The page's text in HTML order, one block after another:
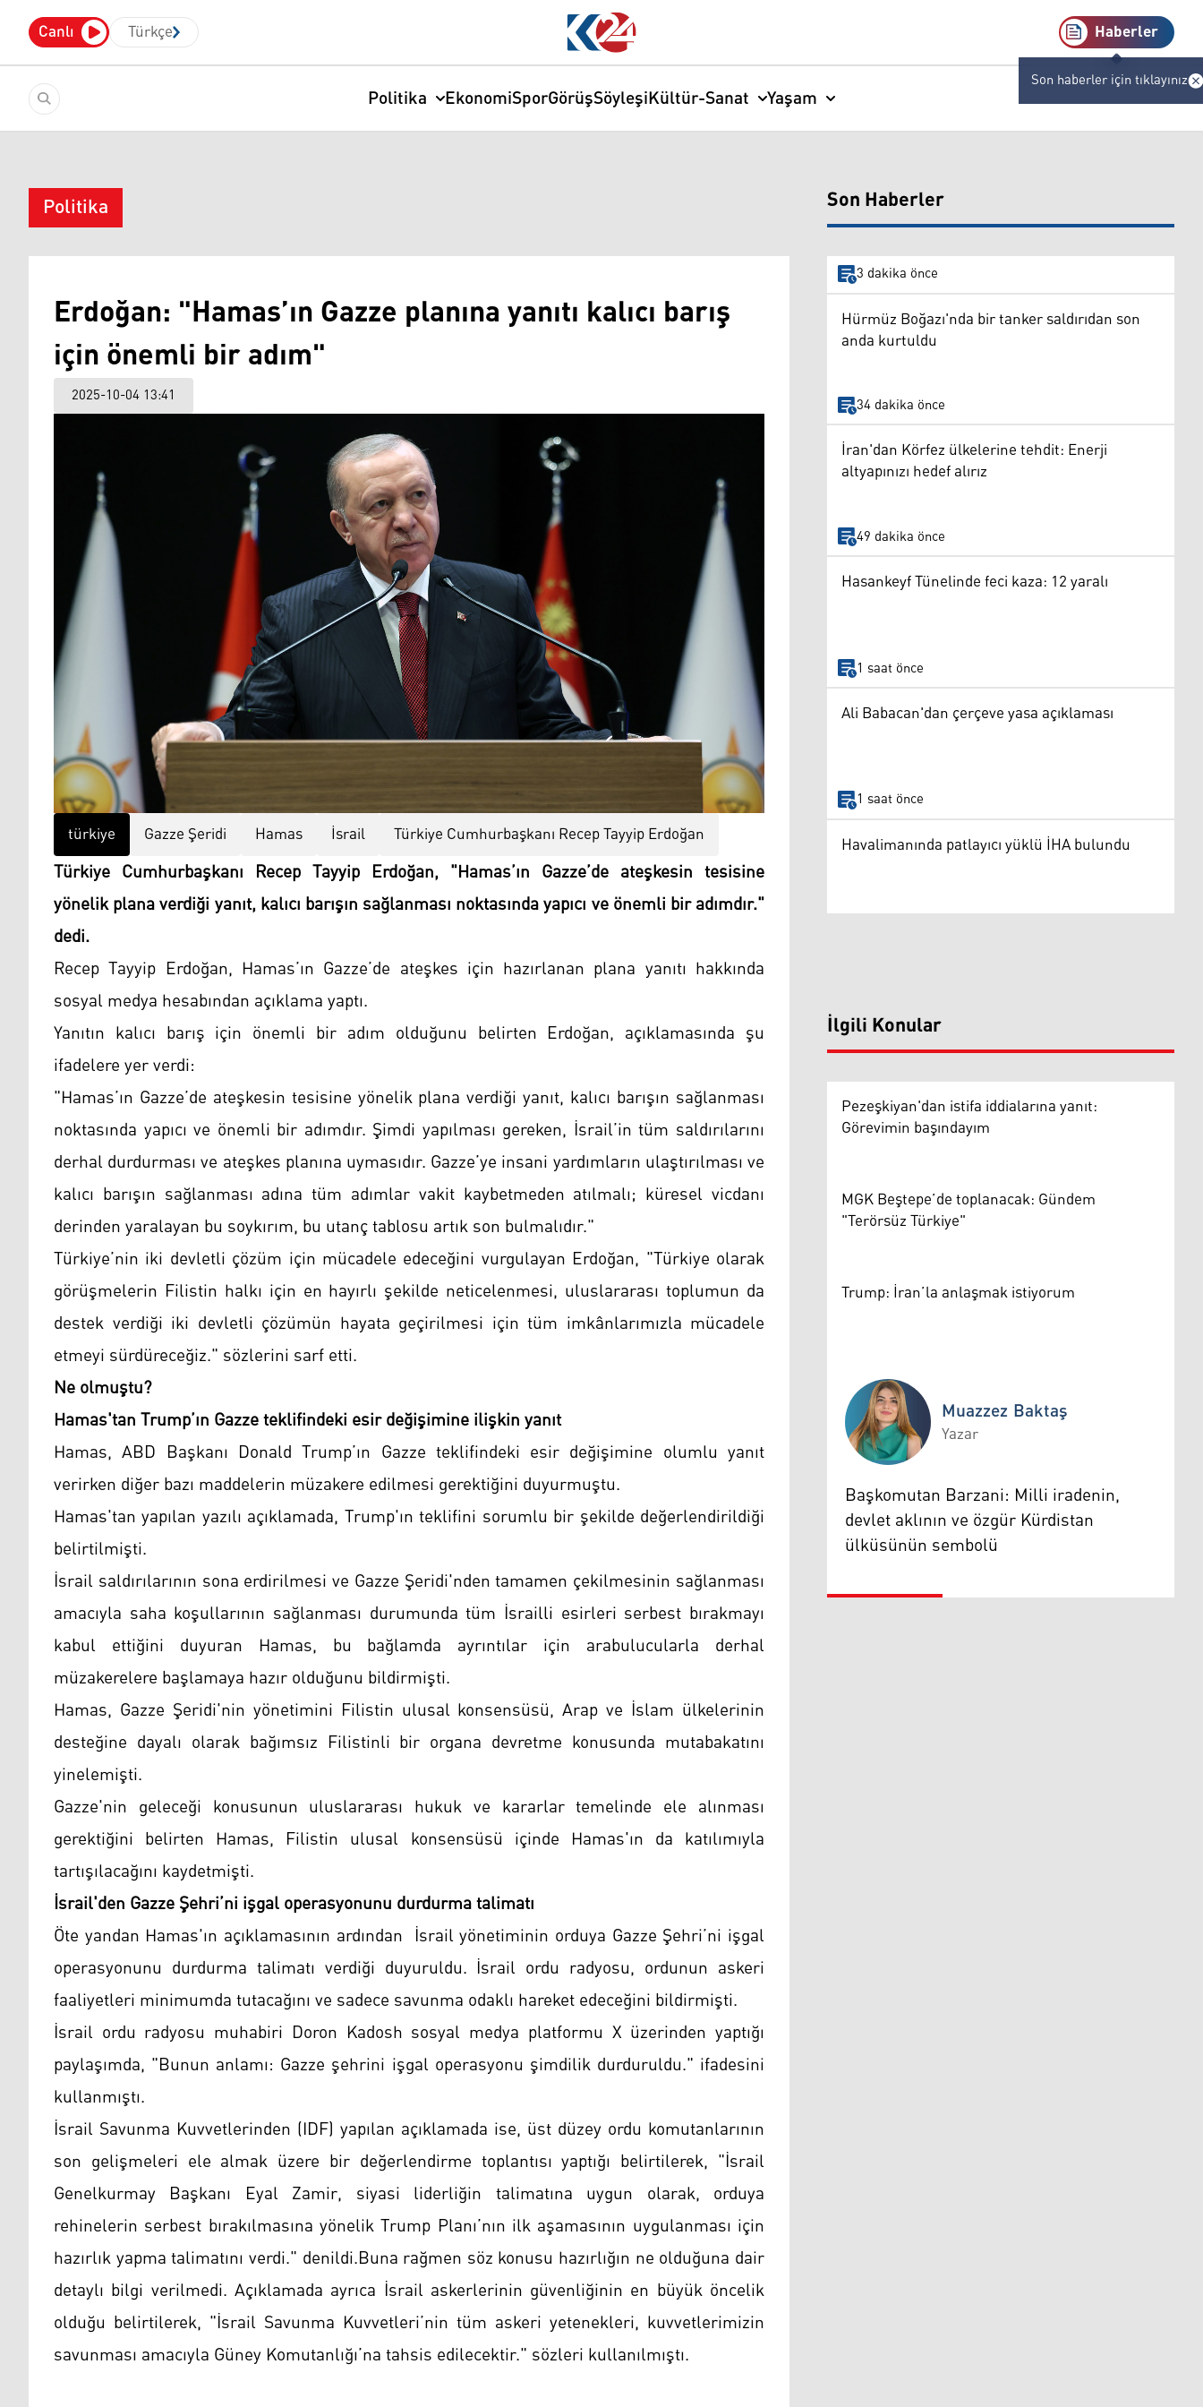
Canlı Türkçe Haberler
Son haberler için tıklayınız
Politika EkonomiSporGörüşSöyleşiKültür-Sanat Yaşam
Politika
Erdoğan: "Hamas’ın Gazze planına yanıtı kalıcı barış
için önemli bir adım"
2025-10-04 13:41
türkiye Gazze Şeridi Hamas İsrail Türkiye Cumhurbaşkanı Recep Tayyip Erdoğan
Türkiye Cumhurbaşkanı Recep Tayyip Erdoğan, "Hamas’ın Gazze’de ateşkesin tesisine
yönelik plana verdiği yanıt, kalıcı barışın sağlanması noktasında yapıcı ve önemli bir adımdır."
dedi.
Recep Tayyip Erdoğan, Hamas’ın Gazze’de ateşkes için hazırlanan plana yanıtı hakkında
sosyal medya hesabından açıklama yaptı.
Yanıtın kalıcı barış için önemli bir adım olduğunu belirten Erdoğan, açıklamasında şu
ifadelere yer verdi:
"Hamas’ın Gazze’de ateşkesin tesisine yönelik plana verdiği yanıt, kalıcı barışın sağlanması
noktasında yapıcı ve önemli bir adımdır. Şimdi yapılması gereken, İsrail’in tüm saldırılarını
derhal durdurması ve ateşkes planına uymasıdır. Gazze’ye insani yardımların ulaştırılması ve
kalıcı barışın sağlanması adına tüm adımlar vakit kaybetmeden atılmalı; küresel vicdanı
derinden yaralayan bu soykırım, bu utanç tablosu artık son bulmalıdır."
Türkiye’nin iki devletli çözüm için mücadele edeceğini vurgulayan Erdoğan, "Türkiye olarak
görüşmelerin Filistin halkı için en hayırlı şekilde neticelenmesi, uluslararası toplumun da
destek verdiği iki devletli çözümün hayata geçirilmesi için tüm imkânlarımızla mücadele
etmeyi sürdüreceğiz." sözlerini sarf etti.
Ne olmuştu?
Hamas'tan Trump’ın Gazze teklifindeki esir değişimine ilişkin yanıt
Hamas, ABD Başkanı Donald Trump’ın Gazze teklifindeki esir değişimine olumlu yanıt
verirken diğer bazı maddelerin müzakere edilmesi gerektiğini duyurmuştu.
Hamas'tan yapılan yazılı açıklamada, Trump'ın teklifini sorumlu bir şekilde değerlendirildiği
belirtilmişti.
İsrail saldırılarının sona erdirilmesi ve Gazze Şeridi'nden tamamen çekilmesinin sağlanması
amacıyla saha koşullarının sağlanması durumunda tüm İsrailli esirleri serbest bırakmayı
kabul ettiğini duyuran Hamas, bu bağlamda ayrıntılar için arabulucularla derhal
müzakerelere başlamaya hazır olduğunu bildirmişti.
Hamas, Gazze Şeridi'nin yönetimini Filistin ulusal konsensüsü, Arap ve İslam ülkelerinin
desteğine dayalı olarak bağımsız Filistinli bir organa devretme konusunda mutabakatını
yinelemişti.
Gazze'nin geleceği konusunun uluslararası hukuk ve kararlar temelinde ele alınması
gerektiğini belirten Hamas, Filistin ulusal konsensüsü içinde Hamas'ın da katılımıyla
tartışılacağını kaydetmişti.
İsrail'den Gazze Şehri’ni işgal operasyonunu durdurma talimatı
Öte yandan Hamas'ın açıklamasının ardından İsrail yönetiminin orduya Gazze Şehri’ni işgal
operasyonunu durdurma talimatı verdiği duyuruldu. İsrail ordu radyosu, ordunun askeri
faaliyetleri minimumda tutacağını ve sadece savunma odaklı hareket edeceğini bildirmişti.
İsrail ordu radyosu muhabiri Doron Kadosh sosyal medya platformu X üzerinden yaptığı
paylaşımda, "Bunun anlamı: Gazze şehrini işgal operasyonu şimdilik durduruldu." ifadesini
kullanmıştı.
İsrail Savunma Kuvvetlerinden (IDF) yapılan açıklamada ise, üst düzey ordu komutanlarının
son gelişmeleri ele almak üzere bir değerlendirme toplantısı yaptığı belirtilerek, "İsrail
Genelkurmay Başkanı Eyal Zamir, siyasi liderliğin talimatına uygun olarak, orduya
rehinelerin serbest bırakılmasına yönelik Trump Planı’nın ilk aşamasının uygulanması için
hazırlık yapma talimatını verdi." denildi.Buna rağmen söz konusu hazırlığın ne olduğuna dair
detaylı bilgi verilmedi. Açıklamada ayrıca İsrail askerlerinin güvenliğinin en büyük öncelik
olduğu belirtilerek, "İsrail Savunma Kuvvetleri’nin tüm askeri yetenekleri, kuvvetlerimizin
savunması amacıyla Güney Komutanlığı’na tahsis edilecektir." sözleri kullanılmıştı.
Son Haberler
3 dakika önce
Hürmüz Boğazı'nda bir tanker saldırıdan son
anda kurtuldu
34 dakika önce
İran'dan Körfez ülkelerine tehdit: Enerji
altyapınızı hedef alırız
49 dakika önce
Hasankeyf Tünelinde feci kaza: 12 yaralı
1 saat önce
Ali Babacan'dan çerçeve yasa açıklaması
1 saat önce
Havalimanında patlayıcı yüklü İHA bulundu
İlgili Konular
Pezeşkiyan'dan istifa iddialarına yanıt:
Görevimin başındayım
MGK Beştepe’de toplanacak: Gündem
"Terörsüz Türkiye"
Trump: İran’la anlaşmak istiyorum
Muazzez Baktaş
Muazzez Baktaş
Yazar
Başkomutan Barzani: Milli iradenin,
devlet aklının ve özgür Kürdistan
ülküsünün sembolü